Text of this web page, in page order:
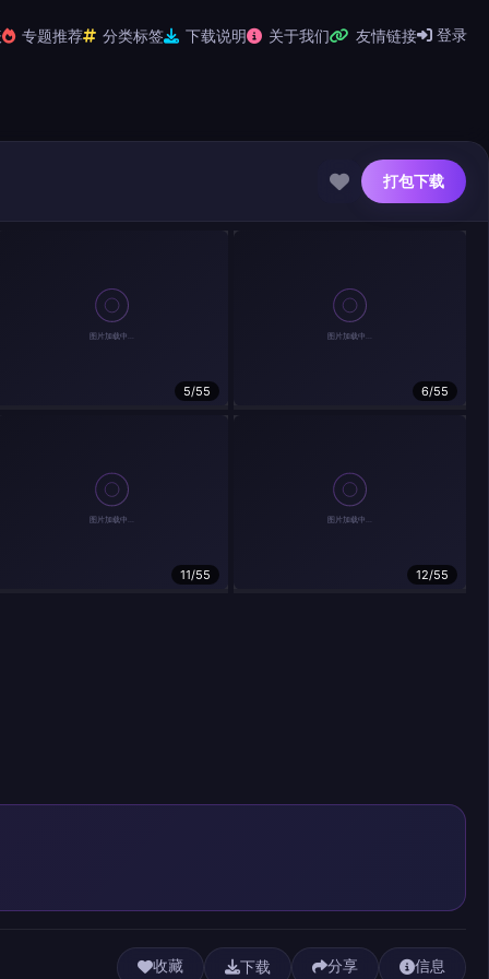
登录
专题推荐 分类标签 下载说明 关于我们 友情链接
打包下载
5/55 6/55
11/55 12/55
收藏 下载 分享 信息